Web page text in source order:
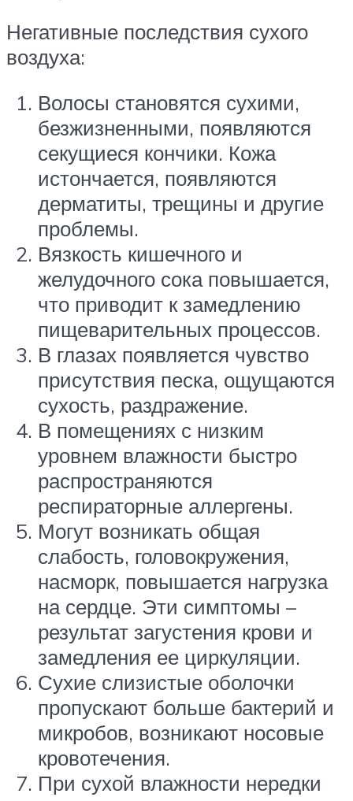
Негативные последствия сухого
воздуха:
Волосы становятся сухими,
безжизненными, появляются
секущиеся кончики. Кожа
истончается, появляются
дерматиты, трещины и другие
проблемы.
Вязкость кишечного и
желудочного сока повышается,
что приводит к замедлению
пищеварительных процессов.
В глазах появляется чувство
присутствия песка, ощущаются
сухость, раздражение.
В помещениях с низким
уровнем влажности быстро
распространяются
респираторные аллергены.
Могут возникать общая
слабость, головокружения,
насморк, повышается нагрузка
на сердце. Эти симптомы –
результат загустения крови и
замедления ее циркуляции.
Сухие слизистые оболочки
пропускают больше бактерий и
микробов, возникают носовые
кровотечения.
При сухой влажности нередки